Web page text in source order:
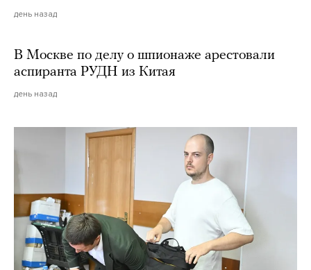
день назад
В Москве по делу о шпионаже арестовали
аспиранта РУДН из Китая
день назад